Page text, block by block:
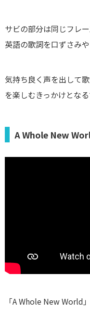
サビの部分は同じフレ
英語の歌詞を口ずさみや
気持ち良く声を出して
を楽しむきっかけとなる
A Whole New
「A Whole New World